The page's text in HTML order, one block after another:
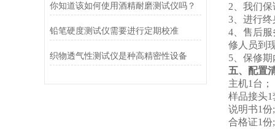
你知道该如何使用酒精耐磨测试仪吗？
铅笔硬度测试仪需要进行定期校准
织物透气性测试仪是种高精密性设备
2、我们
3、进行
4、售后
修人员到
5、保修
五、配置
主机1台；
样品接头1
说明书1份;
合格证1份;